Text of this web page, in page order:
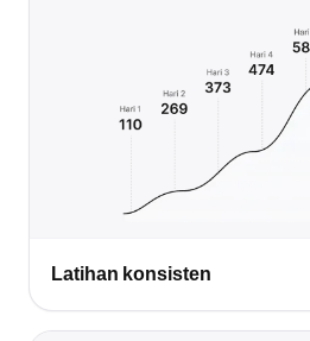
Latihan konsisten